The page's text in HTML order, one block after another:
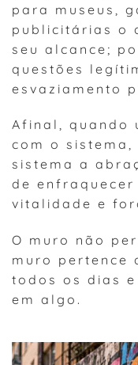
para museus,
publicitárias o
seu alcance;
questões
esvaziamento
Afinal, quando
com o
sistema a
de
vitalidade e
O muro não
muro pertence
todos os dias
em algo.